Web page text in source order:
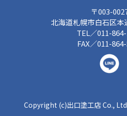
〒003-
北海道札幌市白石区本
TEL／011-
FAX／011-
Copyright (c)出口塗工店 Co.,